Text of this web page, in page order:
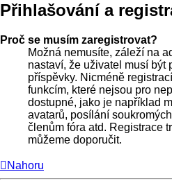
Přihlašování a
Proč se musím zaregistrovat?
Možná nemusíte, záleží na
nastaví, že uživatel musí být
příspěvky. Nicméně
funkcím, které nejsou pro
dostupné, jako je například
avatarů, posílání
členům fóra atd. Registrace
můžeme doporučit.
Nahoru